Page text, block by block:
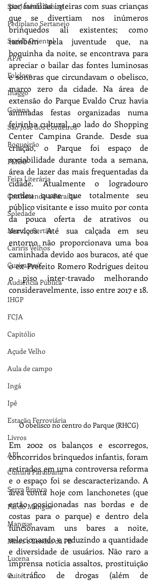
São José do Sabugí
Pediplano Sertanejo
Seridó Oriental
APA
Folclore
Ihaggo
Goiana
São José dos Cordeiros
Boqueirão
FLIBO
Feira Literária
Conhecendo a Paraíba
Soledade
Mundo-Sertão
Cariris Velhos
Curimataú
Audiência Pública
IHGP
FCJA
Capitólio
Açude Velho
Aula de campo
Ingá
Ipê
Estação Ferroviária
Livros
APL
Cultura Paraibana
Serra Branca
Pai do Mangue
Mangue
Mitos e Lendas da PB
Lucena
Cuité
por famílias inteiras com suas crianças
que se divertiam nos inúmeros
brinquedos ali existentes; como
também pela juventude que, na
boquinha da noite, se encontrava para
apreciar o bailar das fontes luminosas
e sonoras que circundavam o obelisco,
marco zero da cidade. Na área de
extensão do Parque Evaldo Cruz havia
animadas festas organizadas numa
feirinha cultural, ao lado do Shopping
Center Campina Grande. Desde sua
criação, o Parque foi espaço de
sociabilidade durante toda a semana,
área de lazer das mais frequentadas da
cidade. Atualmente o logradouro
perdeu quase que totalmente seu
público visitante e isso muito por conta
da pouca oferta de atrativos ou
serviços. Até sua calçada em seu
entorno não proporcionava uma boa
caminhada devido aos buracos, até que
o ex-Prefeito Romero Rodrigues deitou
o piso inter-travado melhorando
O obelisco no centro do Parque (RHCG)
Em 2002 os balanços e escorregos,
concorridos brinquedos infantis, foram
retirados em uma controversa reforma
e o espaço foi se descaracterizando. A
área conta hoje com lanchonetes (que
estão posicionadas nas bordas e de
costas para o parque) e dentro dela
funcionavam uns bares a noite,
selecionando e reduzindo a quantidade
e diversidade de usuários. Não raro a
imprensa noticia assaltos, prostituição
e tráfico de drogas (além de